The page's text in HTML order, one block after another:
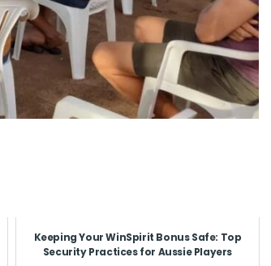
Keeping Your WinSpirit Bonus Safe: Top
Security Practices for Aussie Players